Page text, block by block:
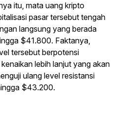
itu, mata uang kripto
pasar tersebut tengah
langsung yang berada
$41.800. Faktanya,
tersebut berpotensi
lebih lanjut yang akan
ulang level resistansi
$43.200.